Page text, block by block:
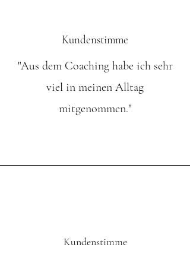
Kundenstimme
"Aus dem Coaching habe ich sehr
viel in meinen Alltag
mitgenommen."
Kundenstimme